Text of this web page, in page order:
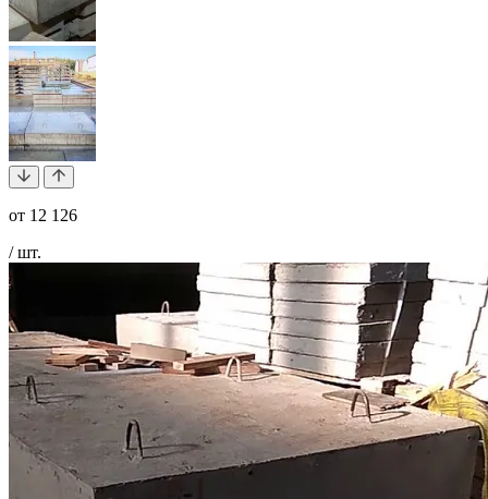
от 12 126
/ шт.